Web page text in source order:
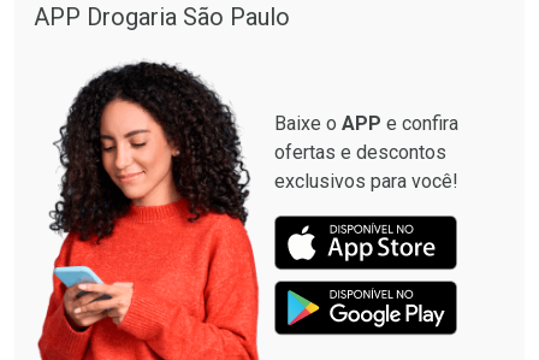
APP Drogaria São Paulo
Baixe o APP e confira
ofertas e descontos
exclusivos para você!